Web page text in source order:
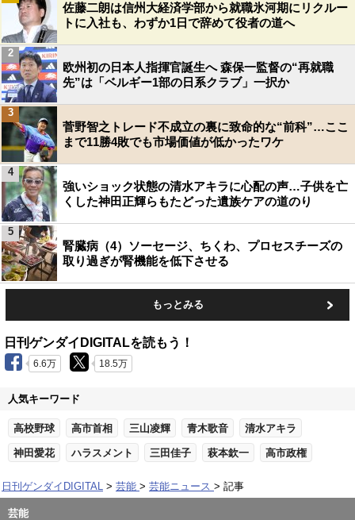
佐藤二朗は信州大経済学部から就職氷河期にリクルー
トに入社も、わずか1日で辞めて役者の道へ
欧州初の日本人指揮官誕生へ 森保一監督の“再就職
先”は「ベルギー1部の日系クラブ」一択か
2
菅野智之トレード不成立の裏に致命的な“前科”…ここ
まで11勝4敗でも市場価値が低かったワケ
3
強いショック状態の清水アキラに心配の声…子供を亡
くした神田正輝らもたどった遺族ケアの道のり
4
腎臓病（4）ソーセージ、ちくわ、プロセスチーズの
取り過ぎが腎機能を低下させる
5
もっとみる
日刊ゲンダイDIGITALを読もう！
6.6万 18.5万
人気キーワード
高校野球 高市首相 三山凌輝 青木歌音 清水アキラ
神田愛花 ハラスメント 三田佳子 萩本欽一 高市政権
日刊ゲンダイDIGITAL 芸能 芸能ニュース 記事
芸能